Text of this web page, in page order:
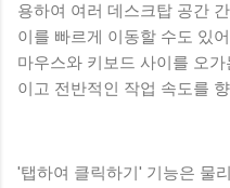
용하여 여러 데스크탑 공간
이를 빠르게 이동할 수도 있
마우스와 키보드 사이를 오
이고 전반적인 작업 속도를
'탭하여 클릭하기' 기능은 물